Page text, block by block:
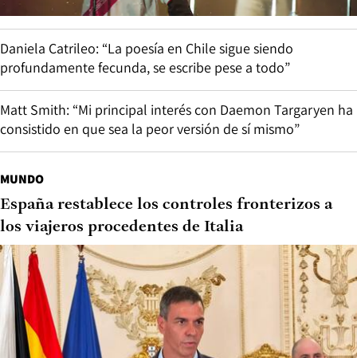
Daniela Catrileo: “La poesía en Chile sigue siendo
profundamente fecunda, se escribe pese a todo”
Matt Smith: “Mi principal interés con Daemon Targaryen ha
consistido en que sea la peor versión de sí mismo”
MUNDO
España restablece los controles fronterizos a
los viajeros procedentes de Italia